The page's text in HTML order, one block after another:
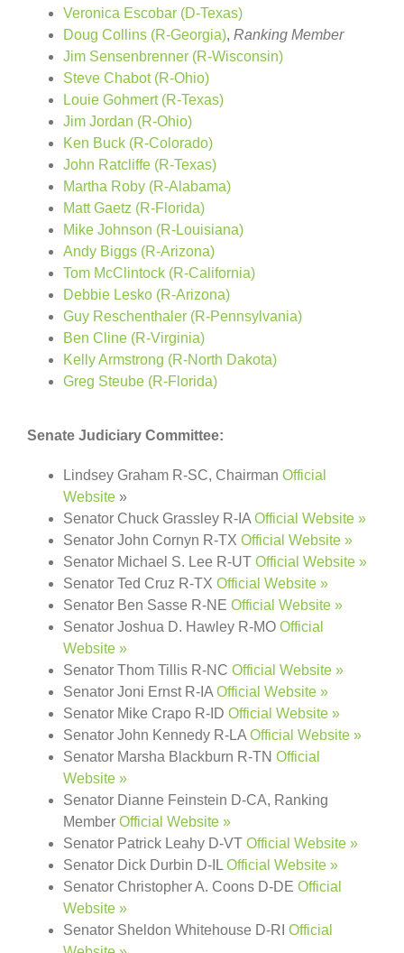
Veronica Escobar (D-Texas)
Doug Collins (R-Georgia), Ranking Member
Jim Sensenbrenner (R-Wisconsin)
Steve Chabot (R-Ohio)
Louie Gohmert (R-Texas)
Jim Jordan (R-Ohio)
Ken Buck (R-Colorado)
John Ratcliffe (R-Texas)
Martha Roby (R-Alabama)
Matt Gaetz (R-Florida)
Mike Johnson (R-Louisiana)
Andy Biggs (R-Arizona)
Tom McClintock (R-California)
Debbie Lesko (R-Arizona)
Guy Reschenthaler (R-Pennsylvania)
Ben Cline (R-Virginia)
Kelly Armstrong (R-North Dakota)
Greg Steube (R-Florida)
Senate Judiciary Committee:
Lindsey Graham R-SC, Chairman Official
Website »
Senator Chuck Grassley R-IA Official Website »
Senator John Cornyn R-TX Official Website »
Senator Michael S. Lee R-UT Official Website »
Senator Ted Cruz R-TX Official Website »
Senator Ben Sasse R-NE Official Website »
Senator Joshua D. Hawley R-MO Official
Website »
Senator Thom Tillis R-NC Official Website »
Senator Joni Ernst R-IA Official Website »
Senator Mike Crapo R-ID Official Website »
Senator John Kennedy R-LA Official Website »
Senator Marsha Blackburn R-TN Official
Website »
Senator Dianne Feinstein D-CA, Ranking
Member Official Website »
Senator Patrick Leahy D-VT Official Website »
Senator Dick Durbin D-IL Official Website »
Senator Christopher A. Coons D-DE Official
Website »
Senator Sheldon Whitehouse D-RI Official